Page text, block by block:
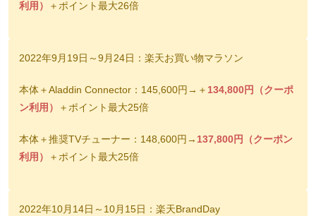
利用）
＋ポイント最大26倍
2022年9月19日～9月24日：楽天お買い物マラソン
本体＋Aladdin Connector：145,600円→＋ 134,800円（クーポ
ン利用）
＋ポイント最大25倍
本体＋推奨TVチューナー：148,600円→ 137,800円（クーポン
利用）
＋ポイント最大25倍
2022年10月14日～10月15日：楽天BrandDay